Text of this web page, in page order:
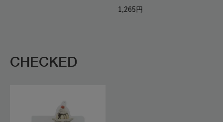
1,265
CHECKED